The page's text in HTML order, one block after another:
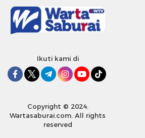
Ikuti kami di
Copyright © 2024.
Wartasaburai.com. All rights
reserved